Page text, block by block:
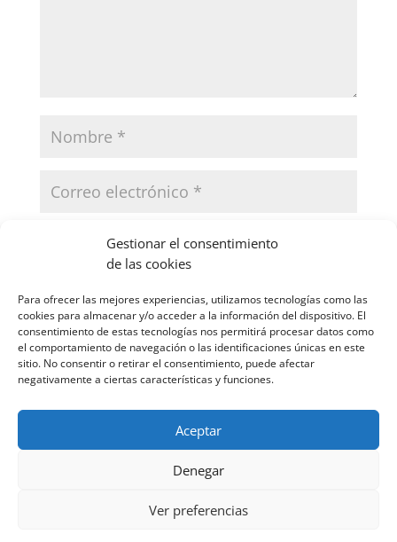
Gestionar el consentimiento
de las cookies
Para ofrecer las mejores experiencias, utilizamos tecnologías como las
cookies para almacenar y/o acceder a la información del dispositivo. El
consentimiento de estas tecnologías nos permitirá procesar datos como
el comportamiento de navegación o las identificaciones únicas en este
sitio. No consentir o retirar el consentimiento, puede afectar
negativamente a ciertas características y funciones.
Aceptar
Denegar
Ver preferencias
VERIFICACIÓN DE SEGURIDAD